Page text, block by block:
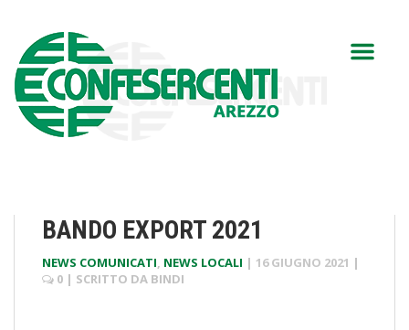
BANDO EXPORT 2021
NEWS COMUNICATI, NEWS LOCALI | 16 GIUGNO 2021 |
0 | SCRITTO DA BINDI